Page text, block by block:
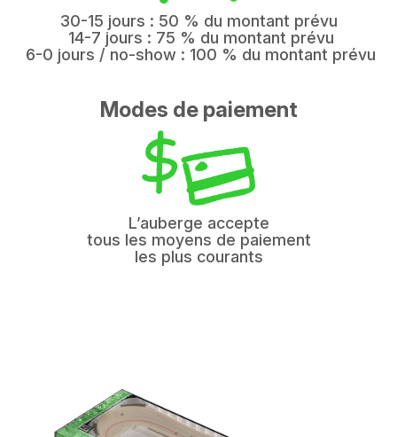
30-15 jours : 50 % du montant prévu
14-7 jours : 75 % du montant prévu
6-0 jours / no-show : 100 % du montant prévu
Modes de paiement
L’auberge accepte
tous les moyens de paiement
les plus courants